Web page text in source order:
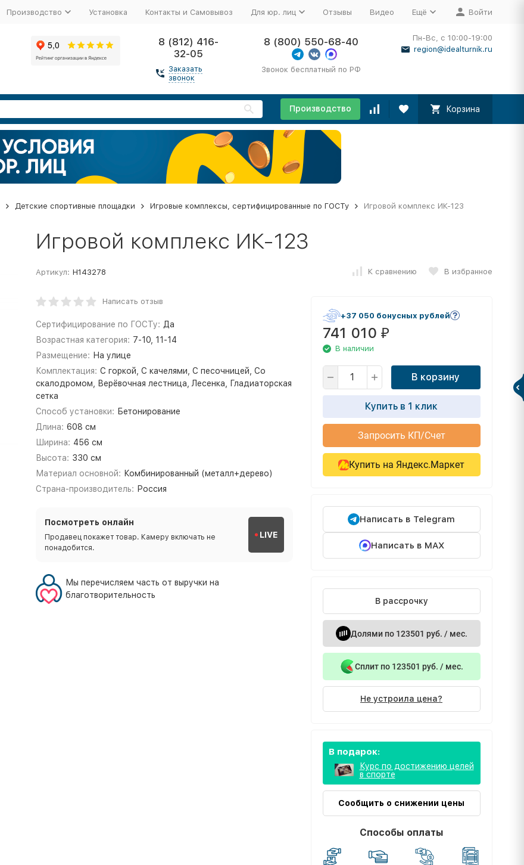
Производство Установка Контакты и Самовывоз Для юр. лиц Отзывы Видео Ещё Войти
8 (812) 416-
32-05
Заказать
звонок
8 (800) 550-68-40
Звонок бесплатный по РФ
Пн-Вс, с 10:00-19:00
region@idealturnik.ru
Производство Корзина
Детские спортивные площадки Игровые комплексы, сертифицированные по ГОСТу Игровой комплекс ИК-123
Игровой комплекс ИК-123
Артикул: Н143278 К сравнению В избранное
Написать отзыв
Сертифицирование по ГОСТу: Да
Возрастная категория: 7-10, 11-14
Размещение: На улице
Комплектация: С горкой, С качелями, С песочницей, Со
скалодромом, Верёвочная лестница, Лесенка, Гладиаторская
сетка
Способ установки: Бетонирование
Длина: 608 см
Ширина: 456 см
Высота: 330 см
Материал основной: Комбинированный (металл+дерево)
Страна-производитель: Россия
Посмотреть онлайн
Продавец покажет товар. Камеру включать не
понадобится.
LIVE
Мы перечисляем часть от выручки на
благотворительность
+37 050 бонусных рублей
741 010 ₽
В наличии
В корзину
Купить в 1 клик
Запросить КП/Счет
Купить на Яндекс.Маркет
Написать в Telegram
Написать в MAX
В рассрочку
Долями по 123501 руб. / мес.
Сплит по 123501 руб. / мес.
Не устроила цена?
В подарок:
Курс по достижению целей
в спорте
Сообщить о снижении цены
Способы оплаты